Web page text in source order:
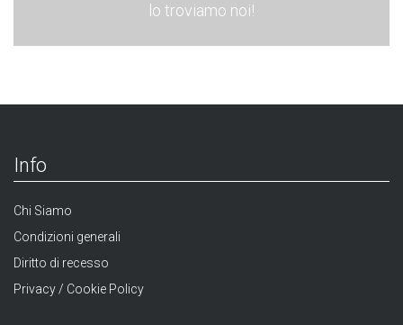
lo troviamo noi!
Info
Chi Siamo
Condizioni generali
Diritto di recesso
Privacy / Cookie Policy